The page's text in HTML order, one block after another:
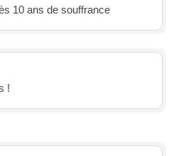
10 ans de souffrance
!